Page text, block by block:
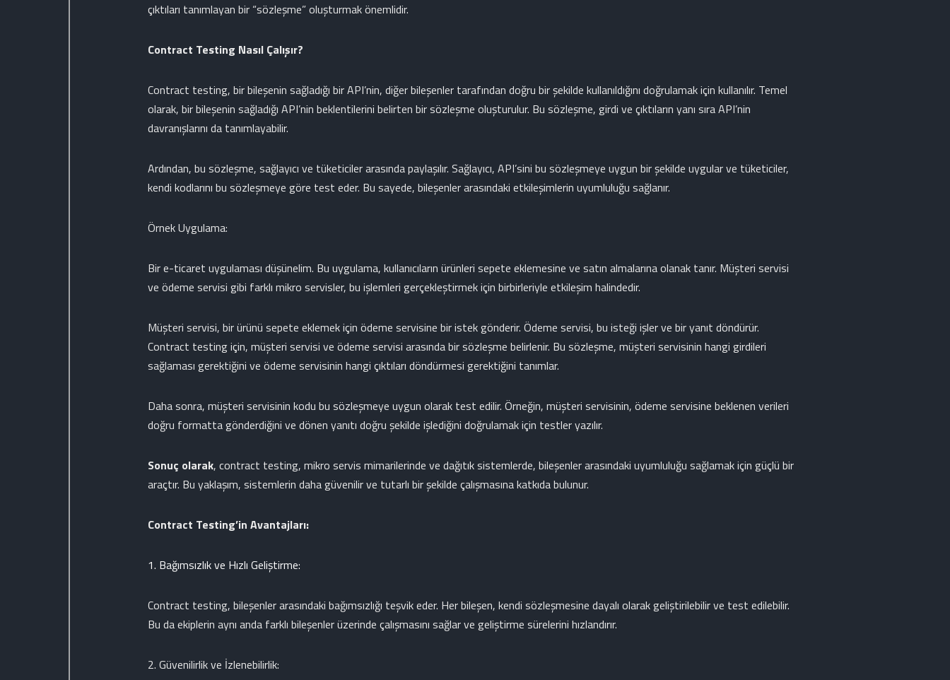
çıktıları tanımlayan bir “sözleşme” oluşturmak önemlidir.
Contract Testing Nasıl Çalışır?
Contract testing, bir bileşenin sağladığı bir API’nin, diğer bileşenler tarafından doğru bir şekilde kullanıldığını doğrulamak için kullanılır. Temel
olarak, bir bileşenin sağladığı API’nin beklentilerini belirten bir sözleşme oluşturulur. Bu sözleşme, girdi ve çıktıların yanı sıra API’nin
davranışlarını da tanımlayabilir.
Ardından, bu sözleşme, sağlayıcı ve tüketiciler arasında paylaşılır. Sağlayıcı, API’sini bu sözleşmeye uygun bir şekilde uygular ve tüketiciler,
kendi kodlarını bu sözleşmeye göre test eder. Bu sayede, bileşenler arasındaki etkileşimlerin uyumluluğu sağlanır.
Örnek Uygulama:
Bir e-ticaret uygulaması düşünelim. Bu uygulama, kullanıcıların ürünleri sepete eklemesine ve satın almalarına olanak tanır. Müşteri servisi
ve ödeme servisi gibi farklı mikro servisler, bu işlemleri gerçekleştirmek için birbirleriyle etkileşim halindedir.
Müşteri servisi, bir ürünü sepete eklemek için ödeme servisine bir istek gönderir. Ödeme servisi, bu isteği işler ve bir yanıt döndürür.
Contract testing için, müşteri servisi ve ödeme servisi arasında bir sözleşme belirlenir. Bu sözleşme, müşteri servisinin hangi girdileri
sağlaması gerektiğini ve ödeme servisinin hangi çıktıları döndürmesi gerektiğini tanımlar.
Daha sonra, müşteri servisinin kodu bu sözleşmeye uygun olarak test edilir. Örneğin, müşteri servisinin, ödeme servisine beklenen verileri
doğru formatta gönderdiğini ve dönen yanıtı doğru şekilde işlediğini doğrulamak için testler yazılır.
Sonuç olarak, contract testing, mikro servis mimarilerinde ve dağıtık sistemlerde, bileşenler arasındaki uyumluluğu sağlamak için güçlü bir
araçtır. Bu yaklaşım, sistemlerin daha güvenilir ve tutarlı bir şekilde çalışmasına katkıda bulunur.
Contract Testing’in Avantajları:
Bağımsızlık ve Hızlı Geliştirme:
Contract testing, bileşenler arasındaki bağımsızlığı teşvik eder. Her bileşen, kendi sözleşmesine dayalı olarak geliştirilebilir ve test edilebilir.
Bu da ekiplerin aynı anda farklı bileşenler üzerinde çalışmasını sağlar ve geliştirme sürelerini hızlandırır.
2. Güvenilirlik ve İzlenebilirlik: